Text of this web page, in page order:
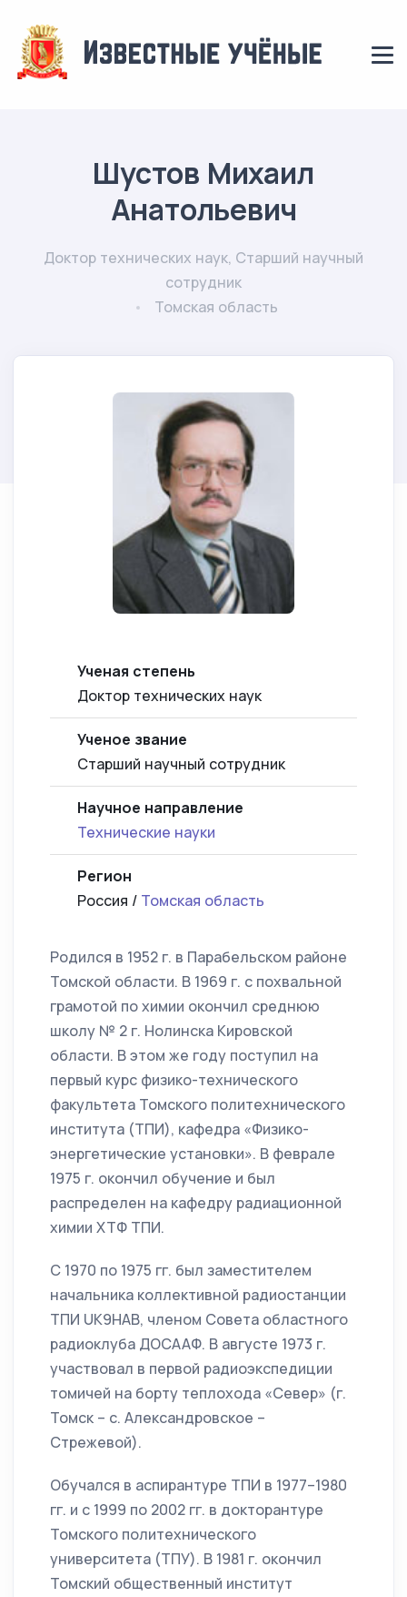
Шустов Михаил
Анатольевич
Доктор технических наук, Старший научный
сотрудник
Томская область
Ученая степень
Доктор технических наук
Ученое звание
Старший научный сотрудник
Научное направление
Технические науки
Регион
Россия / Томская область
Родился в 1952 г. в Парабельском районе
Томской области. В 1969 г. с похвальной
грамотой по химии окончил среднюю
школу № 2 г. Нолинска Кировской
области. В этом же году поступил на
первый курс физико-технического
факультета Томского политехнического
института (ТПИ), кафедра «Физико-
энергетические установки». В феврале
1975 г. окончил обучение и был
распределен на кафедру радиационной
химии ХТФ ТПИ.
С 1970 по 1975 гг. был заместителем
начальника коллективной радиостанции
ТПИ UK9HAB, членом Совета областного
радиоклуба ДОСААФ. В августе 1973 г.
участвовал в первой радиоэкспедиции
томичей на борту теплохода «Север» (г.
Томск – с. Александровское –
Стрежевой).
Обучался в аспирантуре ТПИ в 1977–1980
гг. и с 1999 по 2002 гг. в докторантуре
Томского политехнического
университета (ТПУ). В 1981 г. окончил
Томский общественный институт